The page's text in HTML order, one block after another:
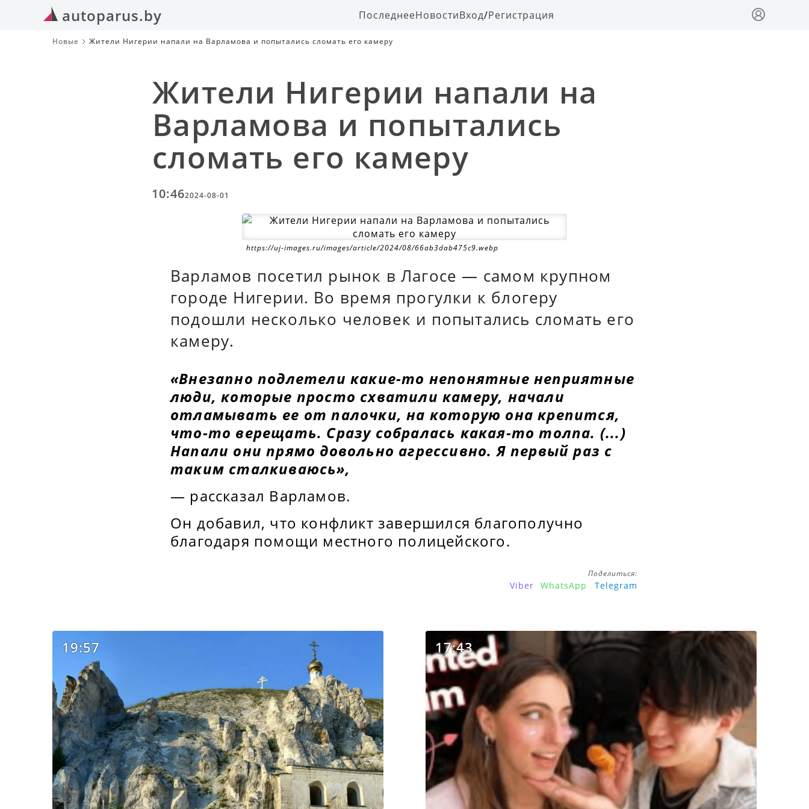
autoparus.by ПоследнееНовостиВход/Регистрация
Новые Жители Нигерии напали на Варламова и попытались сломать его камеру
Жители Нигерии напали на
Варламова и попытались
сломать его камеру
10:462024-08-01
https://uj-images.ru/images/article/2024/08/66ab3dab475c9.webp
Варламов посетил рынок в Лагосе — самом крупном
городе Нигерии. Во время прогулки к блогеру
подошли несколько человек и попытались сломать его
камеру.
«Внезапно подлетели какие-то непонятные неприятные
люди, которые просто схватили камеру, начали
отламывать ее от палочки, на которую она крепится,
что-то верещать. Сразу собралась какая-то толпа. (...)
Напали они прямо довольно агрессивно. Я первый раз с
таким сталкиваюсь»,
— рассказал Варламов.
Он добавил, что конфликт завершился благополучно
благодаря помощи местного полицейского.
Поделиться:
Viber WhatsApp Telegram
19:57 17:43